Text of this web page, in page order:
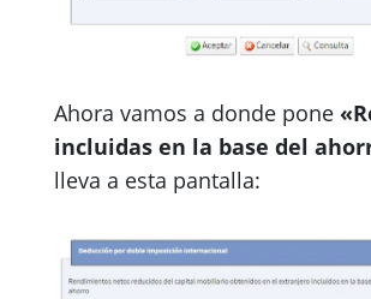
Ahora vamos a donde pone
incluidas en la base del
lleva a esta pantalla: